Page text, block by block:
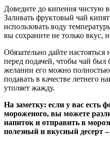
Доведите до кипения чистую
Заливать фруктовый чай
использовать воду
вы сохраните не только вкус,
Обязательно дайте
перед подачей, чтобы чай
желании его можно
подавать в качестве летнего
утоляет жажду.
На заметку: если у вас есть
мороженого, вы можете
напиток и отправить в
полезный и вкусный десерт